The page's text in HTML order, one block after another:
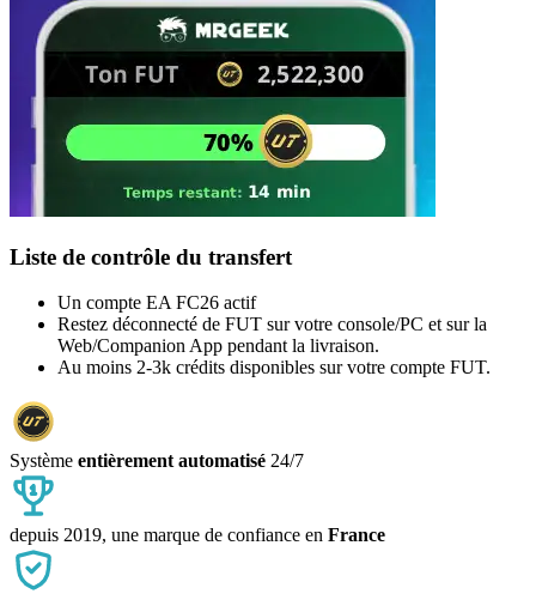
Liste de contrôle du transfert
Un compte EA FC26 actif
Restez déconnecté de FUT sur votre console/PC et sur la
Web/Companion App pendant la livraison.
Au moins 2-3k crédits disponibles sur votre compte FUT.
Système entièrement automatisé 24/7
depuis 2019, une marque de confiance en France